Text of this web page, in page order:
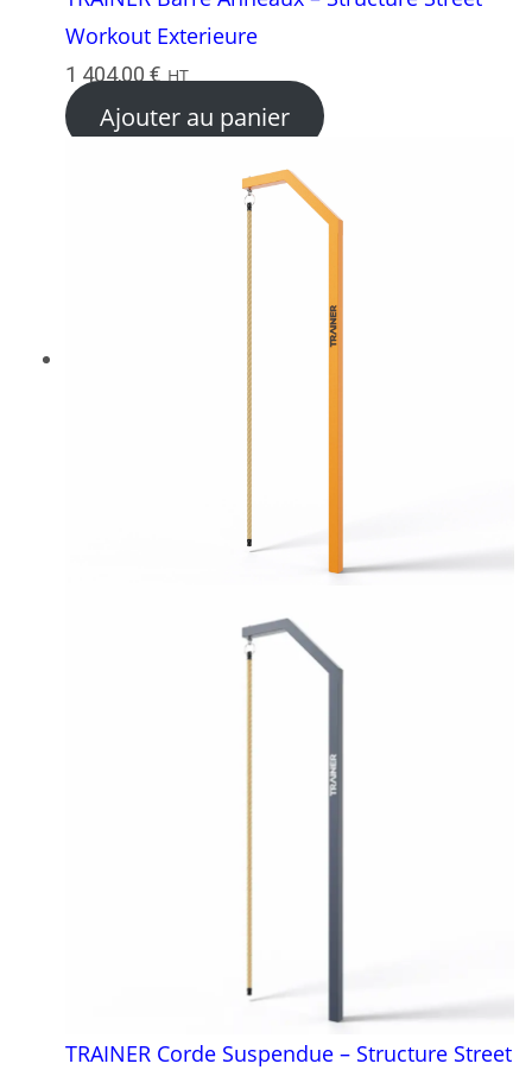
Workout Exterieure
1 404,00€ HT
Ajouter au panier
TRAINER Corde Suspendue – Structure Street